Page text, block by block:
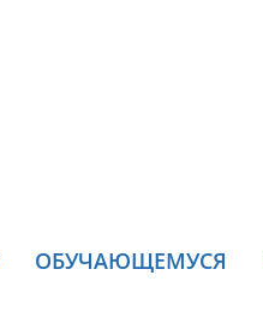
ОБУЧАЮЩЕМУСЯ